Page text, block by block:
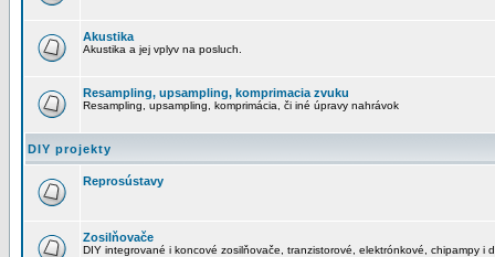
Akustika
Akustika a jej vplyv na posluch.
Resampling, upsampling, komprimacia zvuku
Resampling, upsampling, komprimácia, či iné úpravy nahrávok
DIY projekty
Reprosústavy
Zosilňovače
DIY integrované i koncové zosilňovače, tranzistorové, elektrónkové, chipampy i